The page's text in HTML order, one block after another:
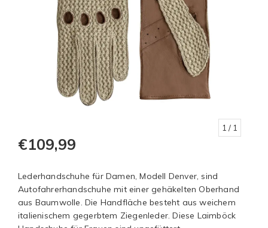
1 / 1
€109,99
Lederhandschuhe für Damen, Modell Denver, sind
Autofahrerhandschuhe mit einer gehäkelten Oberhand
aus Baumwolle. Die Handfläche besteht aus weichem
italienischem gegerbtem Ziegenleder. Diese Laimböck